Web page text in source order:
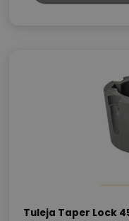
Tuleja Taper Lock